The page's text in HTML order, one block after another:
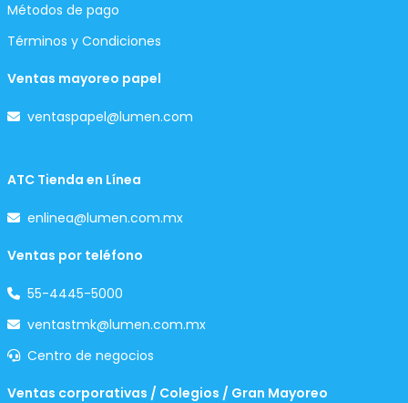
Métodos de pago
Términos y Condiciones
Ventas mayoreo papel
ventaspapel@lumen.com
ATC Tienda en Línea
enlinea@lumen.com.mx
Ventas por teléfono
55-4445-5000
ventastmk@lumen.com.mx
Centro de negocios
Ventas corporativas / Colegios / Gran Mayoreo